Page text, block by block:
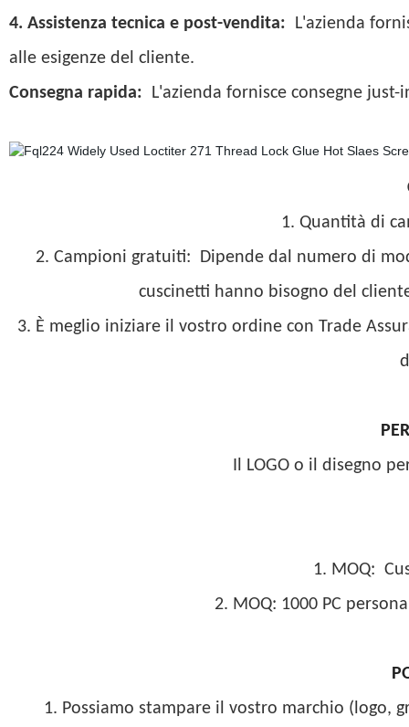
4. Assistenza tecnica e post-vendita: L'azienda
alle esigenze del cliente.
Consegna rapida: L'azienda fornisce consegne
1. Quantità di
2. Campioni gratuiti: Dipende dal numero di
cuscinetti hanno bisogno del
3. È meglio iniziare il vostro ordine con Trade
Il LOGO o il disegno
1. MOQ:
2. MOQ: 1000 PC
1. Possiamo stampare il vostro marchio (logo,